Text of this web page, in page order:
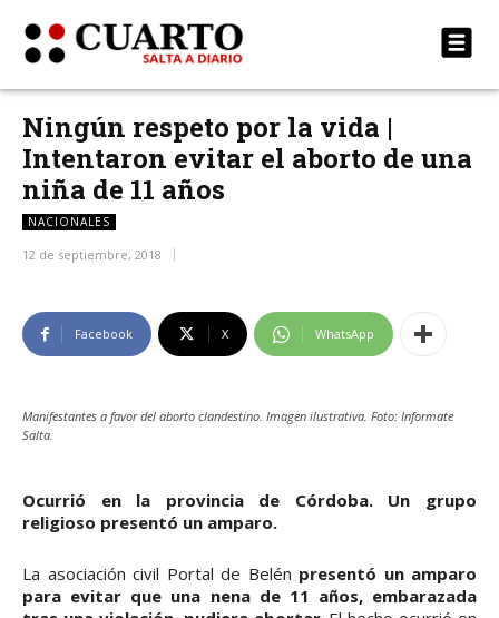
Ningún respeto por la vida |
Intentaron evitar el aborto de una
niña de 11 años
NACIONALES
12 de septiembre, 2018
Facebook X WhatsApp
Manifestantes a favor del aborto clandestino. Imagen ilustrativa. Foto: Informate
Salta.
Ocurrió en la provincia de Córdoba. Un grupo
religioso presentó un amparo.
La asociación civil Portal de Belén presentó un amparo
para evitar que una nena de 11 años, embarazada